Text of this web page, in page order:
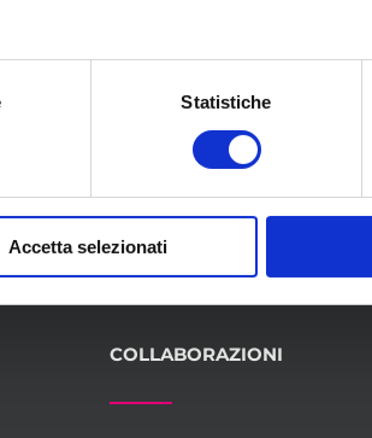
Statistiche
Accetta selezionati
COLLABORAZIONI